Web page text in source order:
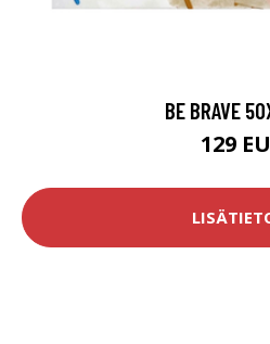
BE BRAVE
129